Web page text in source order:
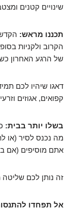
שינויים קטנים
תכננו מראש:
הקרוב ולקניות
של הרגע האחרון
דאגו שיהיו לכם
קפואים, אגוזים
בשלו יותר בבית:
מה נכנס לסיר (או
אתם מוסיפים (אם
זה נותן לכם
אל תפחדו